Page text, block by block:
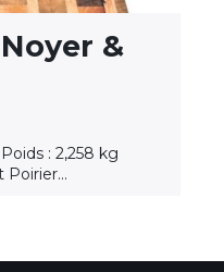
&
: 2,258 kg
Poirier…